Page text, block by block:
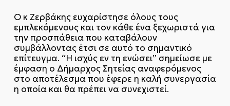
Ο κ Ζερβάκης ευχαρίστησε όλους τους
εμπλεκόμενους και τον κάθε ένα ξεχωριστά για
την προσπάθεια που καταβάλουν
συμβάλλοντας έτσι σε αυτό το σημαντικό
επίτευγμα. “Η ισχύς εν τη ενώσει” σημείωσε με
έμφαση ο Δήμαρχος Σητείας αναφερόμενος
στο αποτέλεσμα που έφερε η καλή συνεργασία
η οποία και θα πρέπει να συνεχιστεί.